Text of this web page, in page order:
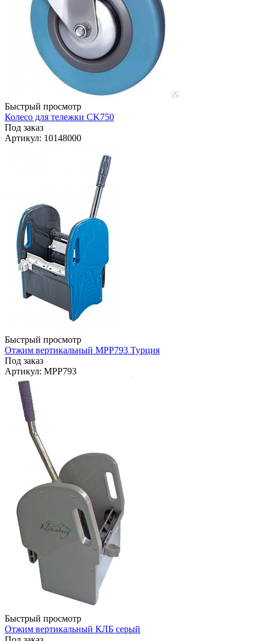
Быстрый просмотр
Колесо для тележки CK750
Под заказ
Артикул: 10148000
Быстрый просмотр
Отжим вертикальный МРР793 Турция
Под заказ
Артикул: МРР793
Быстрый просмотр
Отжим вертикальный КЛБ серый